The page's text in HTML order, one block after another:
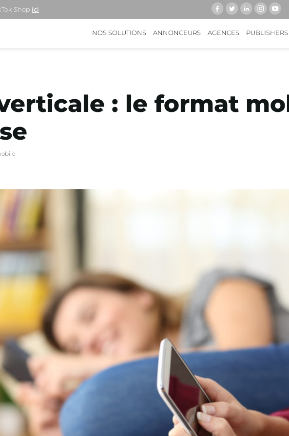
NOS SOLUTIONS ANNONCEURS AGENCES PUBLISHERS
Shop ici
: le format